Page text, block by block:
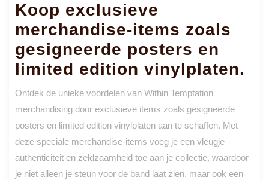
Koop exclusieve
merchandise-items zoals
gesigneerde posters en
limited edition vinylplaten.
Ontdek de unieke voordelen van Within Temptation
merchandising door exclusieve items zoals gesigneerde
posters en limited edition vinylplaten aan te schaffen. Met
deze speciale merchandise-items voeg je een vleugje
authenticiteit en zeldzaamheid toe aan je collectie, waardoor
je niet alleen je steun voor de band laat zien, maar ook een